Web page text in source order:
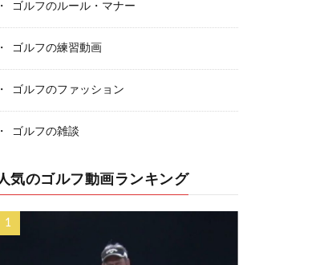
ゴルフのルール・マナー
ゴルフの練習動画
ゴルフのファッション
ゴルフの雑談
気のゴルフ動画ランキング